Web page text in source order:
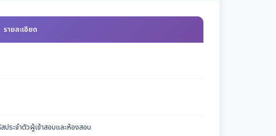
รายละเอียด
ระจำตัวผู้เข้าสอบและห้องสอบ